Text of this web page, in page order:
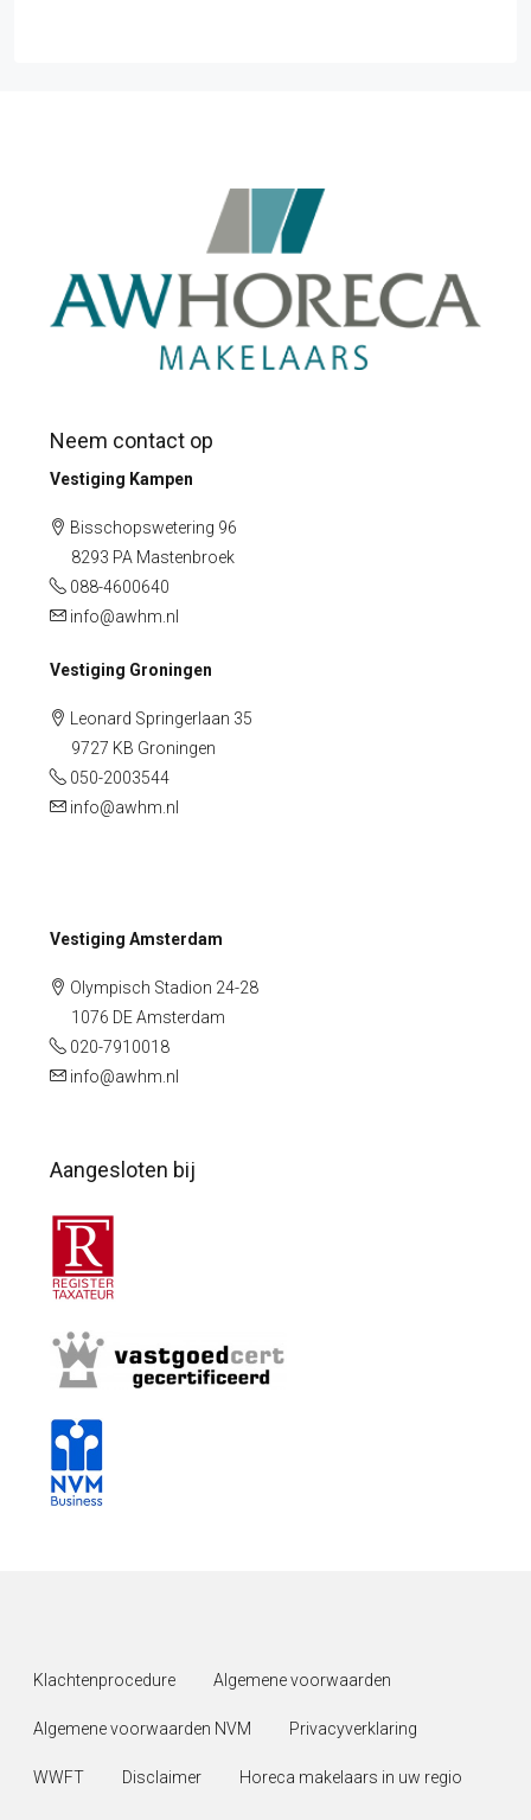
Neem contact op
Vestiging Kampen
Bisschopswetering 96
8293 PA Mastenbroek
088-4600640
info@awhm.nl
Vestiging Groningen
Leonard Springerlaan 35
9727 KB Groningen
050-2003544
info@awhm.nl
Vestiging Amsterdam
Olympisch Stadion 24-28
1076 DE Amsterdam
020-7910018
info@awhm.nl
Aangesloten bij
Klachtenprocedure Algemene voorwaarden
Algemene voorwaarden NVM Privacyverklaring
WWFT Disclaimer Horeca makelaars in uw regio